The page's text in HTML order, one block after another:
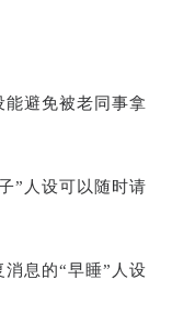
能避免被老同事拿
”人设可以随时请
息的“早睡”人设